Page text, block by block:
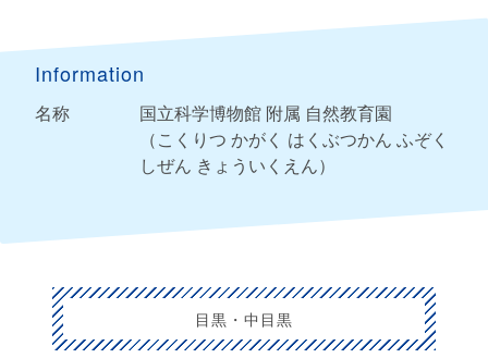
Information
名称
国立科学博物館 附属 自然教育園
（こくりつ かがく はくぶつかん ふぞく
しぜん きょういくえん）
目黒・中目黒